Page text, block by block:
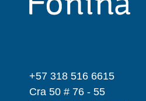
+57 318 516 6615
Cra 50 # 76 - 55